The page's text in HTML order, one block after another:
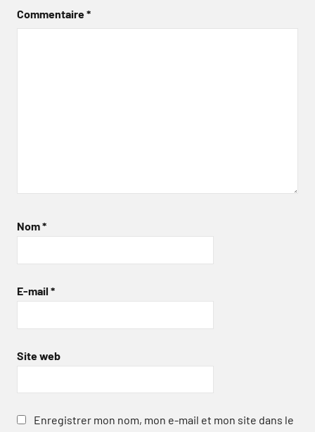
Commentaire*
Nom*
E-mail *
Site web
Enregistrer mon nom, mon e-mail et mon site dans le